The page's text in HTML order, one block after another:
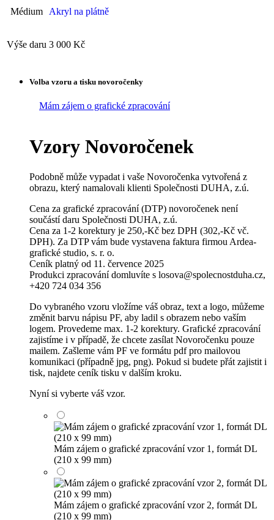
Médium Akryl na plátně
Výše daru 3 000 Kč
Volba vzoru a tisku novoročenky
Mám zájem o grafické zpracování
Vzory Novoročenek
Podobně může vypadat i vaše Novoročenka vytvořená z
obrazu, který namalovali klienti Společnosti DUHA, z.ú.
Cena za grafické zpracování (DTP) novoročenek není
součástí daru Společnosti DUHA, z.ú.
Cena za 1-2 korektury je 250,-Kč bez DPH (302,-Kč vč.
DPH). Za DTP vám bude vystavena faktura firmou Ardea-
grafické studio, s. r. o.
Ceník platný od 11. července 2025
Produkci zpracování domluvíte s losova@spolecnostduha.cz,
+420 724 034 356
Do vybraného vzoru vložíme váš obraz, text a logo, můžeme
změnit barvu nápisu PF, aby ladil s obrazem nebo vaším
logem. Provedeme max. 1-2 korektury. Grafické zpracování
zajistíme i v případě, že chcete zasílat Novoročenku pouze
mailem. Zašleme vám PF ve formátu pdf pro mailovou
komunikaci (případně jpg, png). Pokud si budete přát zajistit i
tisk, najdete ceník tisku v dalším kroku.
Nyní si vyberte váš vzor.
Mám zájem o grafické zpracování vzor 1, formát DL
(210 x 99 mm)
Mám zájem o grafické zpracování vzor 2, formát DL
(210 x 99 mm)